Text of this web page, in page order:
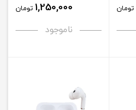
تومان 1,250,000 تومان
ناموجود